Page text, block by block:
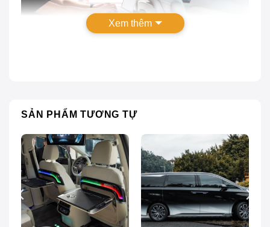
Bàn xếp Multifunctional Rear Table 1.0
Có nên độ bàn xếp Multifunctional Rear
Table 1.0?
Bàn xếp Multifunctional Rear Table 1.0 là một phiên
bản đầu tiên trong dòng sản phẩm bàn làm việc sau
lưng ghế cho xe ô tô của HongYi. Với thiết kế đơn
Xem thêm
SẢN PHẨM TƯƠNG TỰ